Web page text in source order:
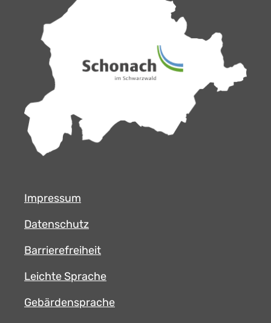
Impressum
Datenschutz
Barrierefreiheit
Leichte Sprache
Gebärdensprache